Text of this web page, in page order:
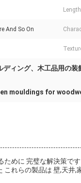
And So On
ディング、木工品用の
mouldings for
ために 完璧な解決策で
れらの製品は 壁,天井